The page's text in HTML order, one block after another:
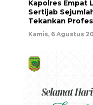
Kapolres Empat
Sertijab
Tekankan
Kamis, 6 Agustus